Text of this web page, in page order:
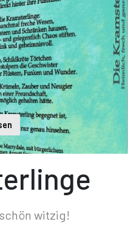
witzig!